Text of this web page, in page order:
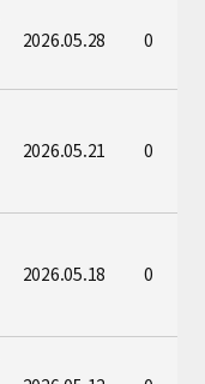
2026.05.28 0
2026.05.21 0
2026.05.18 0